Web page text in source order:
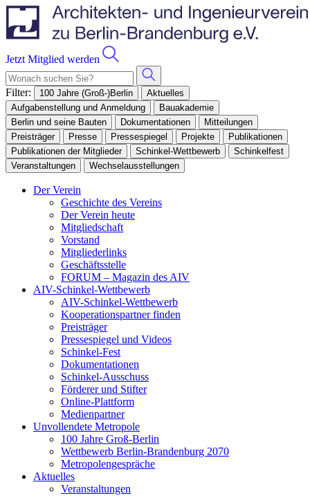
Jetzt Mitglied werden
Filter: 100 Jahre (Groß-)Berlin
Aktuelles
Aufgabenstellung und Anmeldung
Bauakademie
Berlin und seine Bauten
Dokumentationen
Mitteilungen
Preisträger
Presse Pressespiegel Projekte
Publikationen
Publikationen der Mitglieder
Schinkel-Wettbewerb
Schinkelfest
Veranstaltungen
Wechselausstellungen
Der Verein
Geschichte des Vereins
Der Verein heute
Mitgliedschaft
Vorstand
Mitgliederlinks
Geschäftsstelle
FORUM – Magazin des AIV
AIV-Schinkel-Wettbewerb
AIV-Schinkel-Wettbewerb
Kooperationspartner finden
Preisträger
Pressespiegel und Videos
Schinkel-Fest
Dokumentationen
Schinkel-Ausschuss
Förderer und Stifter
Online-Plattform
Medienpartner
Unvollendete Metropole
100 Jahre Groß-Berlin
Wettbewerb Berlin-Brandenburg 2070
Metropolengespräche
Aktuelles
Veranstaltungen